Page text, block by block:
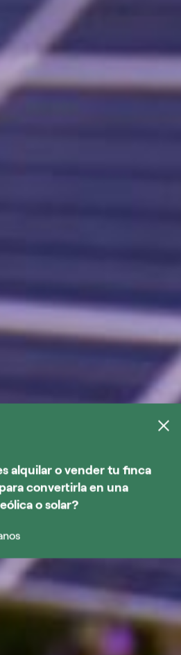
alquilar o vender tu finca
convertirla en una
o solar?